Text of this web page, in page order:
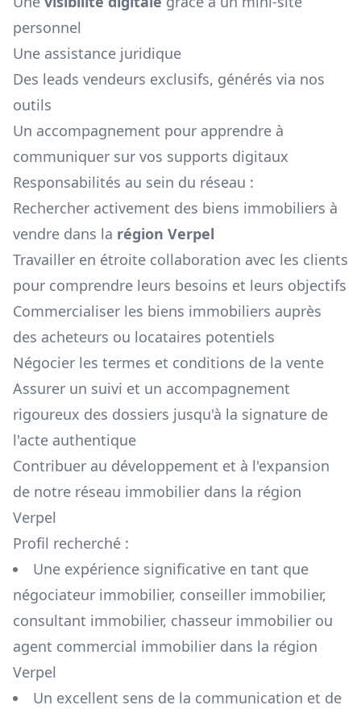
personnel
Une assistance juridique
Des leads vendeurs exclusifs, générés via nos
outils
Un accompagnement pour apprendre à
communiquer sur vos supports digitaux
Responsabilités au sein du réseau :
Rechercher activement des biens immobiliers à
vendre dans la région Verpel
Travailler en étroite collaboration avec les clients
pour comprendre leurs besoins et leurs objectifs
Commercialiser les biens immobiliers auprès
des acheteurs ou locataires potentiels
Négocier les termes et conditions de la vente
Assurer un suivi et un accompagnement
rigoureux des dossiers jusqu'à la signature de
l'acte authentique
Contribuer au développement et à l'expansion
de notre réseau immobilier dans la région
Verpel
Profil recherché :
Une expérience significative en tant que
négociateur immobilier, conseiller immobilier,
consultant immobilier, chasseur immobilier ou
agent commercial immobilier dans la région
Verpel
Un excellent sens de la communication et de